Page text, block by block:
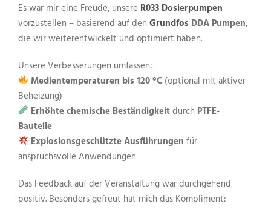
Es war mir eine Freude, unsere R033 Dosierpumpen
vorzustellen – basierend auf den Grundfos DDA Pumpen,
die wir weiterentwickelt und optimiert haben.
Unsere Verbesserungen umfassen:
Medientemperaturen bis 120 °C (optional mit aktiver
Beheizung)
Erhöhte chemische Beständigkeitdurch PTFE-
Bauteile
Explosionsgeschützte Ausführungen für
anspruchsvolle Anwendungen
Das Feedback auf der Veranstaltung war durchgehend
positiv. Besonders gefreut hat mich das Kompliment: